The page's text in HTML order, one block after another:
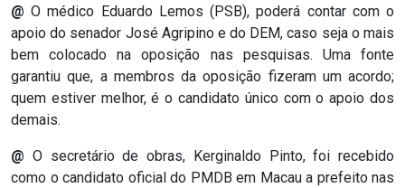
DO
RN
ASSEMBLEIA
E
VOCÊ
@ O médico Eduardo Lemos (PSB), poderá contar com o
apoio do senador José Agripino e do DEM, caso seja o mais
bem colocado na oposição nas pesquisas. Uma fonte
garantiu que, a membros da oposição fizeram um acordo;
quem estiver melhor, é o candidato único com o apoio dos
demais.
@ O secretário de obras, Kerginaldo Pinto, foi recebido
como o candidato oficial do PMDB em Macau a prefeito nas